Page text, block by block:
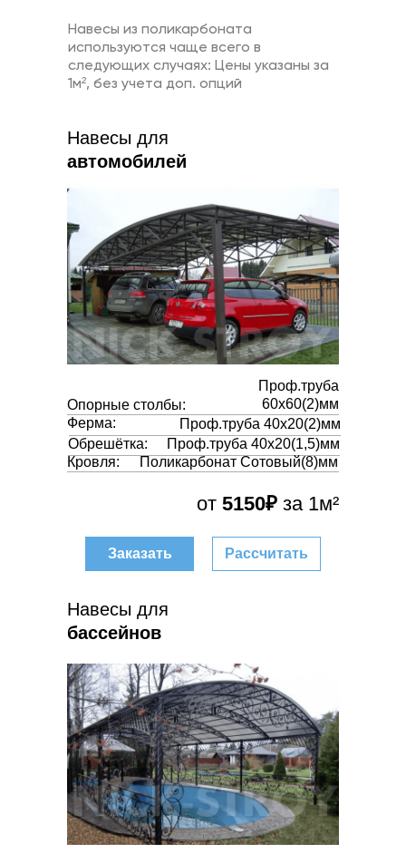
Навесы из поликарбоната
используются чаще всего в
следующих случаях: Цены указаны за
1м², без учета доп. опций
Навесы для
автомобилей
Заказать
от 5150₽ за 1м²
Рассчитать
Опорные столбы:
Проф.труба
60х60(2)мм
Ферма:
Проф.труба 40х20(2)мм
Навесы для
бассейнов
Обрешётка: Проф.труба 40х20(1,5)мм
Кровля: Поликарбонат Сотовый(8)мм